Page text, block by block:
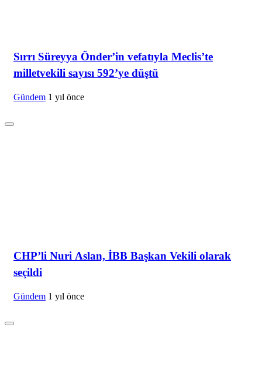
Sırrı Süreyya Önder’in vefatıyla Meclis’te
milletvekili sayısı 592’ye düştü
Gündem 1 yıl önce
CHP’li Nuri Aslan, İBB Başkan Vekili olarak
seçildi
Gündem 1 yıl önce